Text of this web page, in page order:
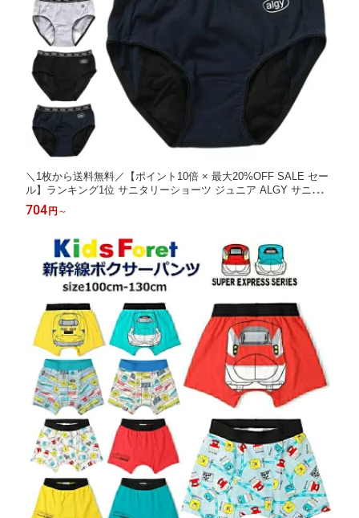
＼1枚から送料無料／【ポイント10倍 × 最大20%OFF SALE セー
ル】ランキング1位 サニタリーショーツ ジュニア ALGY サニタリ
ーショーツ 女の子 下着 135cm〜165cm 防水布 | 小学生 中学生
女児ショーツ 生理用ショーツ 生理用 抗菌 防臭 キッズ パンツ 通
704 円 ～